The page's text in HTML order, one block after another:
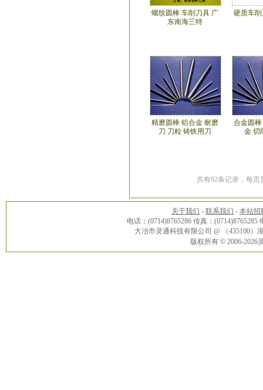
螺纹圆棒 车削刀具 广
东南海三特
硬质车
精磨圆棒 铝合金 耐磨
刀 刀粒 铸铁用刀
合金圆
金 切
共有92条记录，每
关于我们 - 联系我们 - 本站招
电话：(0714)8765286 传真：(0714)8765285
大冶市灵通科技有限公司 @ （435100
版权所有 © 2006-2026